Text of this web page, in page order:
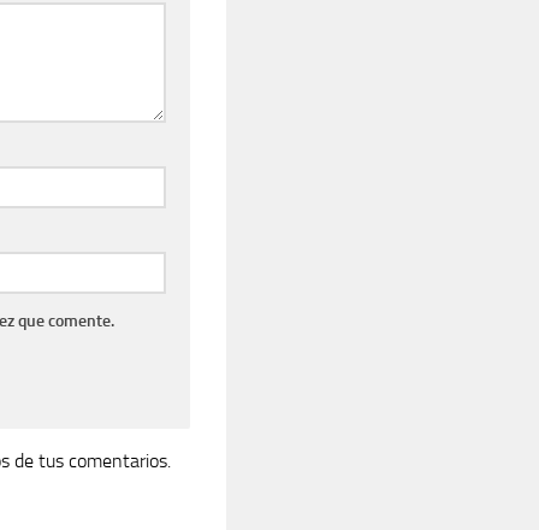
que comente.
de tus comentarios.